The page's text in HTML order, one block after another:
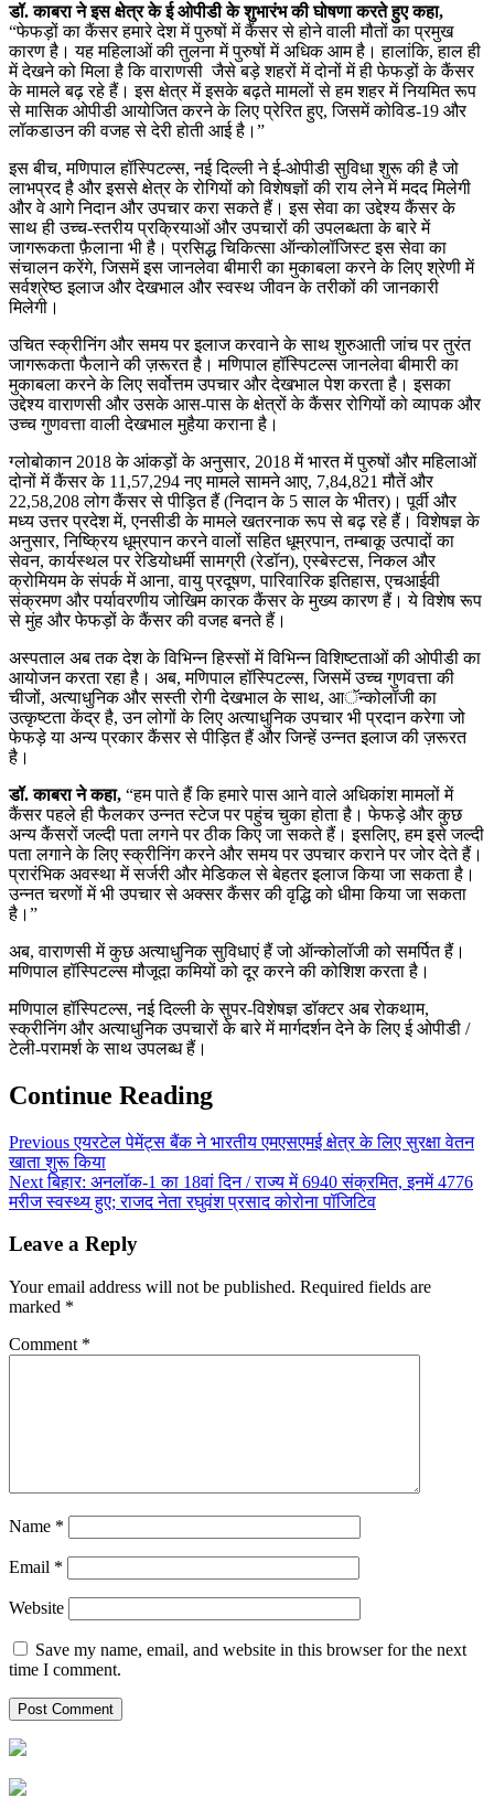
डॉ. काबरा ने इस क्षेत्र के ई ओपीडी के शुभारंभ की घोषणा करते हुए कहा,
“फेफड़ों का कैंसर हमारे देश में पुरुषों में कैंसर से होने वाली मौतों का प्रमुख
कारण है। यह महिलाओं की तुलना में पुरुषों में अधिक आम है। हालांकि, हाल ही
में देखने को मिला है कि वाराणसी जैसे बड़े शहरों में दोनों में ही फेफड़ों के कैंसर
के मामले बढ़ रहे हैं। इस क्षेत्र में इसके बढ़ते मामलों से हम शहर में नियमित रूप
से मासिक ओपीडी आयोजित करने के लिए प्रेरित हुए, जिसमें कोविड​-19 और
लॉकडाउन की वजह से देरी होती आई है।”
इस बीच, मणिपाल हॉस्पिटल्स, नई दिल्ली ने ई-ओपीडी सुविधा शुरू की है जो
लाभप्रद है और इससे क्षेत्र के रोगियों को विशेषज्ञों की राय लेने में मदद मिलेगी
और वे आगे निदान और उपचार करा सकते हैं। इस सेवा का उद्देश्य कैंसर के
साथ ही उच्च-स्तरीय प्रक्रियाओं और उपचारों की उपलब्धता के बारे में
जागरूकता फ़ैलाना भी है। प्रसिद्ध चिकित्सा ऑन्कोलॉजिस्ट इस सेवा का
संचालन करेंगे, जिसमें इस जानलेवा बीमारी का मुकाबला करने के लिए श्रेणी में
सर्वश्रेष्ठ इलाज और देखभाल और स्वस्थ जीवन के तरीकों की जानकारी
मिलेगी।
उचित स्क्रीनिंग और समय पर इलाज करवाने के साथ शुरुआती जांच पर तुरंत
जागरूकता फैलाने की ज़रूरत है। मणिपाल हॉस्पिटल्स जानलेवा बीमारी का
मुकाबला करने के लिए सर्वोत्तम उपचार और देखभाल पेश करता है। इसका
उद्देश्य वाराणसी और उसके आस-पास के क्षेत्रों के कैंसर रोगियों को व्यापक और
उच्च गुणवत्ता वाली देखभाल मुहैया कराना है।
ग्लोबोकान 2018 के आंकड़ों के अनुसार, 2018 में भारत में पुरुषों और महिलाओं
दोनों में कैंसर के 11,57,294 नए मामले सामने आए, 7,84,821 मौतें और
22,58,208 लोग कैंसर से पीड़ित हैं (निदान के 5 साल के भीतर)। पूर्वी और
मध्य उत्तर प्रदेश में, एनसीडी के मामले खतरनाक रूप से बढ़ रहे हैं। विशेषज्ञ के
अनुसार, निष्क्रिय धूम्रपान करने वालों सहित धूम्रपान, तम्बाकू उत्पादों का
सेवन, कार्यस्थल पर रेडियोधर्मी सामग्री (रेडॉन), एस्बेस्टस, निकल और
क्रोमियम के संपर्क में आना, वायु प्रदूषण, पारिवारिक इतिहास, एचआईवी
संक्रमण और पर्यावरणीय जोखिम कारक कैंसर के मुख्य कारण हैं। ये विशेष रूप
से मुंह और फेफड़ों के कैंसर की वजह बनते हैं।
अस्पताल अब तक देश के विभिन्न हिस्सों में विभिन्न विशिष्टताओं की ओपीडी का
आयोजन करता रहा है। अब, मणिपाल हॉस्पिटल्स, जिसमें उच्च गुणवत्ता की
चीजों, अत्याधुनिक और सस्ती रोगी देखभाल के साथ, आॅन्कोलॉजी का
उत्कृष्टता केंद्र है, उन लोगों के लिए अत्याधुनिक उपचार भी प्रदान करेगा जो
फेफड़े या अन्य प्रकार कैंसर से पीड़ित हैं और जिन्हें उन्नत इलाज की ज़रूरत
है।
डॉ. काबरा ने कहा, “हम पाते हैं कि हमारे पास आने वाले अधिकांश मामलों में
कैंसर पहले ही फैलकर उन्नत स्टेज पर पहुंच चुका होता है। फेफड़े और कुछ
अन्य कैंसरों जल्दी पता लगने पर ठीक किए जा सकते हैं। इसलिए, हम इसे जल्दी
पता लगाने के लिए स्क्रीनिंग करने और समय पर उपचार कराने पर जोर देते हैं।
प्रारंभिक अवस्था में सर्जरी और मेडिकल से बेहतर इलाज किया जा सकता है।
उन्नत चरणों में भी उपचार से अक्सर कैंसर की वृद्धि को धीमा किया जा सकता
है।”
अब, वाराणसी में कुछ अत्याधुनिक सुविधाएं हैं जो ऑन्कोलॉजी को समर्पित हैं।
मणिपाल हॉस्पिटल्स मौजूदा कमियों को दूर करने की कोशिश करता है।
मणिपाल हॉस्पिटल्स, नई दिल्ली के सुपर-विशेषज्ञ डॉक्टर अब रोकथाम,
स्क्रीनिंग और अत्याधुनिक उपचारों के बारे में मार्गदर्शन देने के लिए ई ओपीडी /
टेली-परामर्श के साथ उपलब्ध हैं।
Continue Reading
Previousएयरटेल पेमेंट्स बैंक ने भारतीय एमएसएमई क्षेत्र के लिए सुरक्षा वेतन
खाता शुरू किया
Nextबिहार: अनलॉक-1 का 18वां दिन / राज्य में 6940 संक्रमित, इनमें 4776
मरीज स्वस्थ्य हुए; राजद नेता रघुवंश प्रसाद कोरोना पॉजिटिव
Leave a Reply
Your email address will not be published. Required fields are
marked *
Comment *
Name *
Email *
Website
Save my name, email, and website in this browser for the next
time I comment.